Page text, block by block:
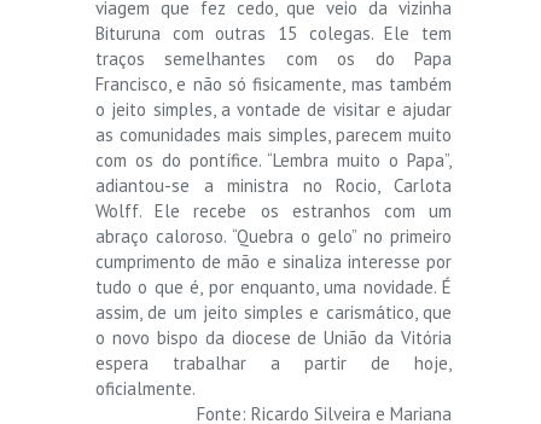
viagem que fez cedo, que veio da vizinha
Bituruna com outras 15 colegas. Ele tem
traços semelhantes com os do Papa
Francisco, e não só fisicamente, mas também
o jeito simples, a vontade de visitar e ajudar
as comunidades mais simples, parecem muito
com os do pontífice. “Lembra muito o Papa”,
adiantou-se a ministra no Rocio, Carlota
Wolff. Ele recebe os estranhos com um
abraço caloroso. “Quebra o gelo” no primeiro
cumprimento de mão e sinaliza interesse por
tudo o que é, por enquanto, uma novidade. É
assim, de um jeito simples e carismático, que
o novo bispo da diocese de União da Vitória
espera trabalhar a partir de hoje,
oficialmente.
Fonte: Ricardo Silveira e Mariana